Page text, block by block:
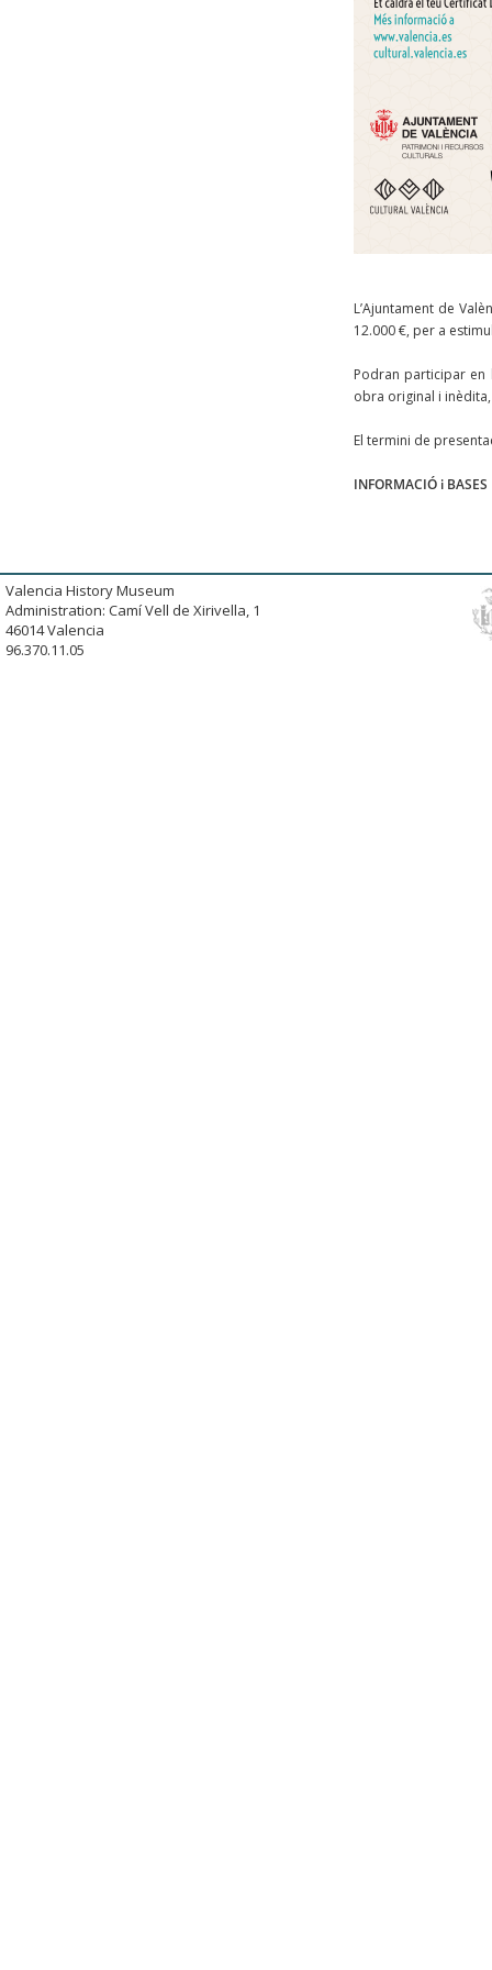
L’Ajuntament de
12.000 €, per a
Podran participar en
obra original i
El termini de
INFORMACIÓ i
Valencia History Museum
Administration: Camí Vell de Xirivella, 1
46014 Valencia
96.370.11.05